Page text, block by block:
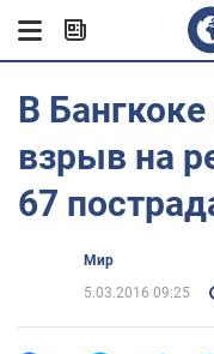
В
взрыв на
67
Мир
5.03.2016 09:25